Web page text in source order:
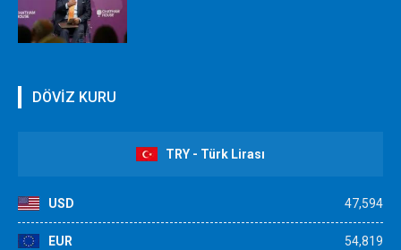
DÖVİZ KURU
TRY - Türk Lirası
USD 47,594
EUR 54,819